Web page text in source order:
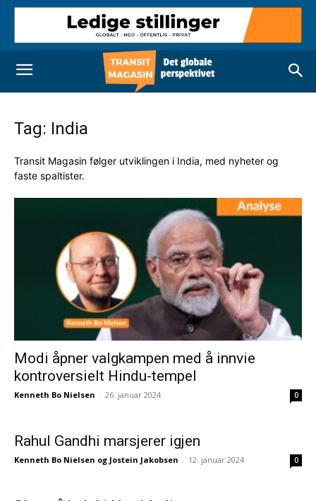
Tag: India
Transit Magasin følger utviklingen i India, med nyheter og
faste spaltister.
Modi åpner valgkampen med å innvie
kontroversielt Hindu-tempel
Kenneth Bo Nielsen - 26. januar 2024 0
Rahul Gandhi marsjerer igjen
Kenneth Bo Nielsen og Jostein Jakobsen - 12. januar 2024 0